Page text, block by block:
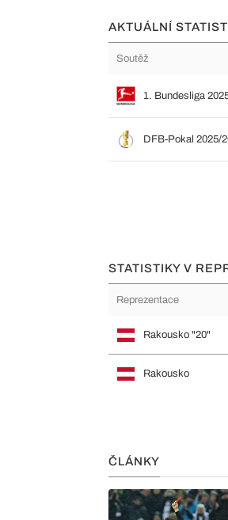
AKTUÁLNÍ
Soutěž
1. Bundesliga
DFB-Pokal 2025/
STATISTIKY V
Reprezentace
Rakousko "20"
Rakousko
ČLÁNKY